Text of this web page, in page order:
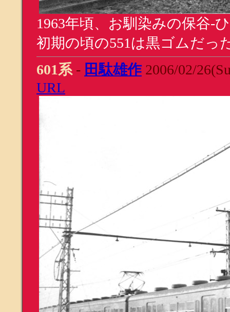
1963年頃、お馴染みの保谷-
初期の頃の551は黒ゴムだっ
601系 - 田駄雄作2006/02/
URL